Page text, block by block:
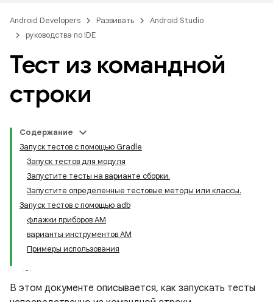
Android Developers Развивать
Android Studio
руководства по IDE
Тест из командной
строки
Содержание
Запуск тестов с помощью Gradle
Запуск тестов для модуля
Запустите тесты на варианте сборки.
Запустите определенные тестовые методы или классы.
Запуск тестов с помощью adb
флажки приборов AM
варианты инструментов AM
Примеры использования
В этом документе описывается, как запускать тесты